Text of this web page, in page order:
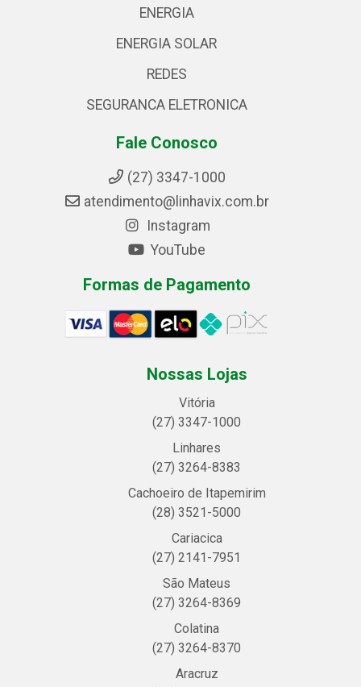
ENERGIA
ENERGIA SOLAR
REDES
SEGURANCA ELETRONICA
Fale Conosco
(27) 3347-1000
atendimento@linhavix.com.br
Instagram
YouTube
Formas de Pagamento
Nossas Lojas
Vitória
(27) 3347-1000
Linhares
(27) 3264-8383
Cachoeiro de Itapemirim
(28) 3521-5000
Cariacica
(27) 2141-7951
São Mateus
(27) 3264-8369
Colatina
(27) 3264-8370
Aracruz